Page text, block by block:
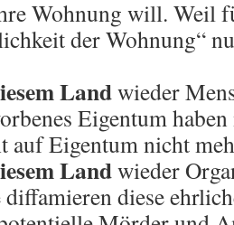
Wohnung will. Weil
der Wohnung“
Landwieder
Eigentum
auf Eigentum nicht
Landwieder
diese